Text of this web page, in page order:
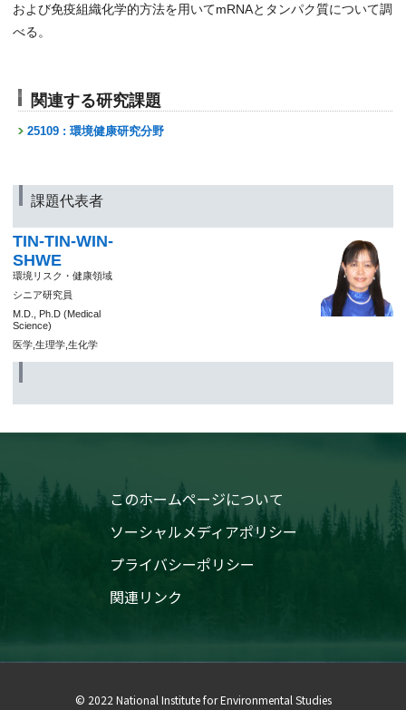
および免疫組織化学的方法を用いてmRNAとタンパク質について調
べる。
関連する研究課題
25109 : 環境健康研究分野
課題代表者
TIN-TIN-WIN-
SHWE
環境リスク・健康領域
シニア研究員
M.D., Ph.D (Medical
Science)
医学,生理学,生化学
このホームページについて
ソーシャルメディアポリシー
プライバシーポリシー
関連リンク
© 2022 National Institute for Environmental Studies